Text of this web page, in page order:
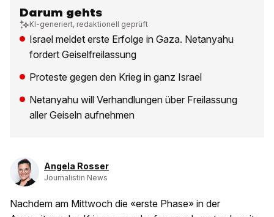
Darum gehts
KI-generiert, redaktionell geprüft
Israel meldet erste Erfolge in Gaza. Netanyahu
fordert Geiselfreilassung
Proteste gegen den Krieg in ganz Israel
Netanyahu will Verhandlungen über Freilassung
aller Geiseln aufnehmen
Angela Rosser
Journalistin News
Nachdem am Mittwoch die «erste Phase» in der